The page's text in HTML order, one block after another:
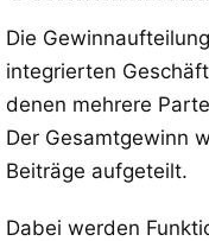
Die
integrierten
denen mehrere
Der Gesamtgewinn
Beiträge aufgeteilt.
Dabei werden